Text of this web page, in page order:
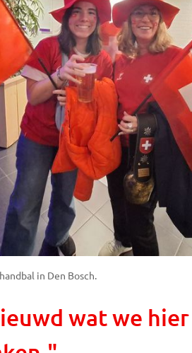
in Den Bosch.
wat we